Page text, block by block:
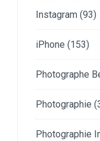
Instagram (93)
iPhone (153)
Photographe
Photographie
Photographie